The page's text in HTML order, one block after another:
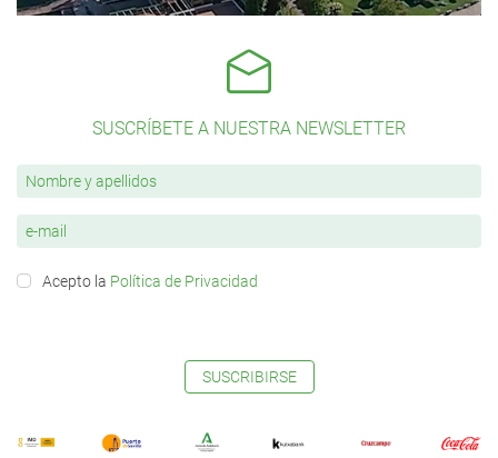
SUSCRÍBETE A NUESTRA NEWSLETTER
Acepto la Política de Privacidad
SUSCRIBIRSE